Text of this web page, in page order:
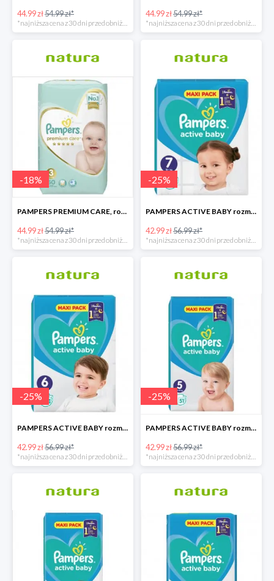
44.99 zł54.99 zł*
*najniższa cena z 30 dni przed obniżką
44.99 zł54.99 zł*
*najniższa cena z 30 dni przed obniżką
-18%
PAMPERS PREMIUM CARE, rozmiar 3, 60 pieluszki, 6kg-10kg
44.99 zł54.99 zł*
-25%
PAMPERS ACTIVE BABY rozmiar 7, 40 pieluszek, 15+ kg
42.99 zł56.99 zł*
-25%
PAMPERS ACTIVE BABY rozmiar 6, 44 pieluszki, 13-18 kg
42.99 zł56.99 zł*
-25%
PAMPERS ACTIVE BABY rozmiar 5, 51 pieluszek, 11-16 kg
42.99 zł56.99 zł*